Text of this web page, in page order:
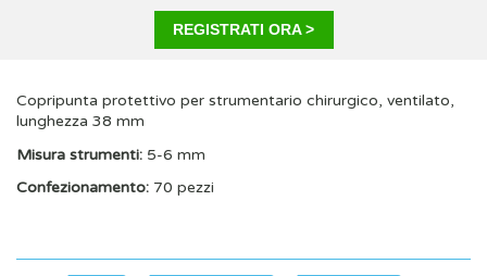
REGISTRATI ORA >
Copripunta protettivo per strumentario chirurgico, ventilato,
lunghezza 38 mm
Misura strumenti: 5-6 mm
Confezionamento: 70 pezzi